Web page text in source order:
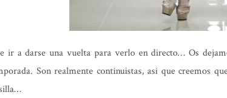
ir a darse una vuelta para verlo en directo… Os
Son realmente continuistas, asi que creemos